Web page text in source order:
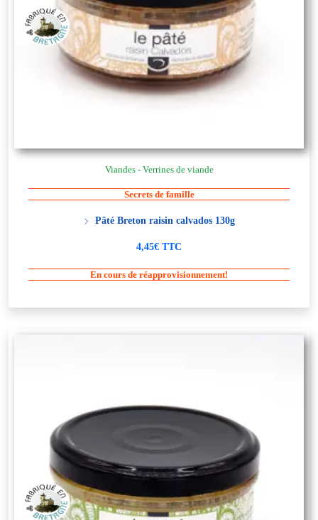
Viandes - Verrines de viande
Secrets de famille
Pâté Breton raisin calvados 130g
4,45€ TTC
En cours de réapprovisionnement!